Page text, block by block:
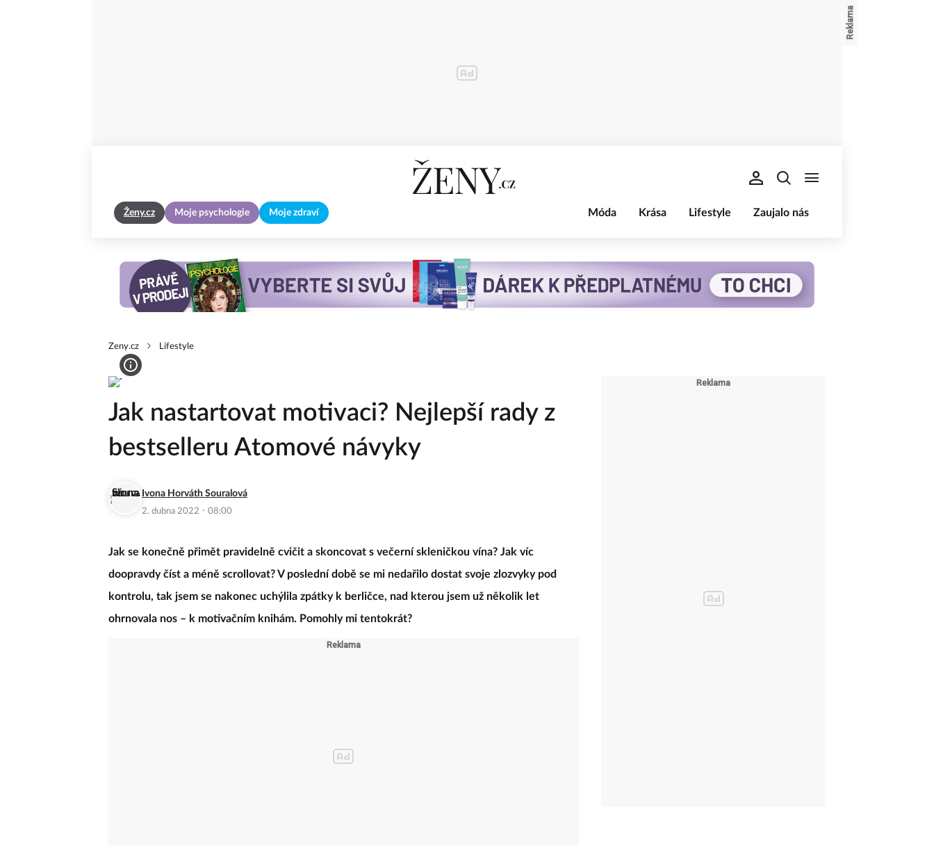
Ženy.cz Moje psychologie Moje zdraví Móda Krása Lifestyle Zaujalo nás
Zeny.cz Lifestyle
Jak nastartovat motivaci? Nejlepší rady z
bestselleru Atomové návyky
Ivona Horváth Souralová
2. dubna 2022 · 08:00
Jak se konečně přimět pravidelně cvičit a skoncovat s večerní skleničkou vína? Jak víc
doopravdy číst a méně scrollovat? V poslední době se mi nedařilo dostat svoje zlozvyky pod
kontrolu, tak jsem se nakonec uchýlila zpátky k berličce, nad kterou jsem už několik let
ohrnovala nos – k motivačním knihám. Pomohly mi tentokrát?